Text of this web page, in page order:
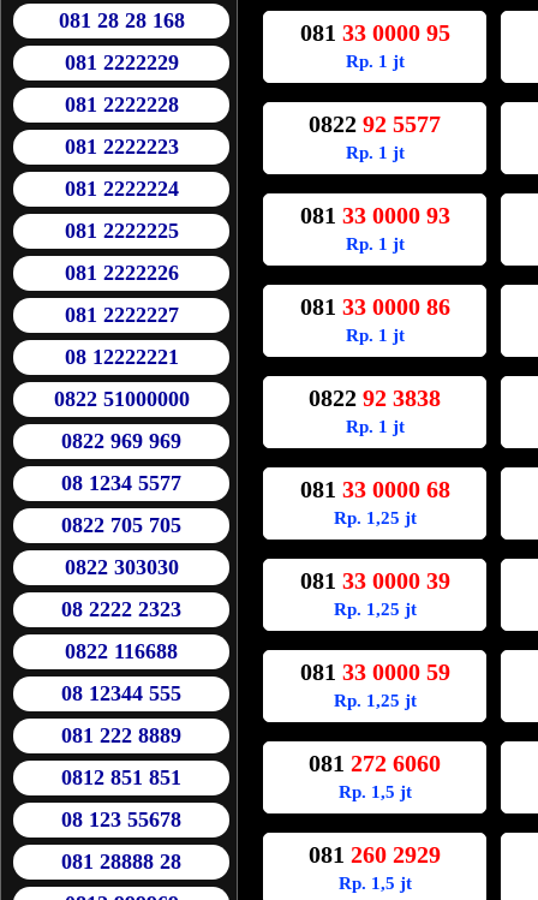
081 28 28 168
081 2222229
081 2222228
081 2222223
081 2222224
081 2222225
081 2222226
081 2222227
08 12222221
0822 51000000
0822 969 969
08 1234 5577
0822 705 705
0822 303030
08 2222 2323
0822 116688
08 12344 555
081 222 8889
0812 851 851
08 123 55678
081 28888 28
081 33 0000 95
Rp. 1 jt
0822 92 5577
Rp. 1 jt
081 33 0000 93
Rp. 1 jt
081 33 0000 86
Rp. 1 jt
0822 92 3838
Rp. 1 jt
081 33 0000 68
Rp. 1,25 jt
081 33 0000 39
Rp. 1,25 jt
081 33 0000 59
Rp. 1,25 jt
081 272 6060
Rp. 1,5 jt
081 260 2929
Rp. 1,5 jt